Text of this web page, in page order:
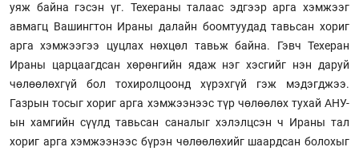
уяж байна гэсэн үг. Техераны талаас эдгээр арга хэмжээг
авмагц Вашингтон Ираны далайн боомтуудад тавьсан хориг
арга хэмжээгээ цуцлах нөхцөл тавьж байна. Гэвч Техеран
Ираны царцаагдсан хөрөнгийн ядаж нэг хэсгийг нэн даруй
чөлөөлөхгүй бол тохиролцоонд хүрэхгүй гэж мэдэгджээ.
Газрын тосыг хориг арга хэмжээнээс түр чөлөөлөх тухай АНУ-
ын хамгийн сүүлд тавьсан саналыг хэлэлцсэн ч Ираны тал
хориг арга хэмжээнээс бүрэн чөлөөлөхийг шаардсан болохыг